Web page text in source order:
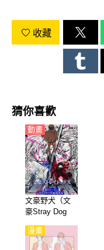
收藏
猜你喜歡
文豪野犬（文
豪Stray Dog
語】
動畫
漫畫